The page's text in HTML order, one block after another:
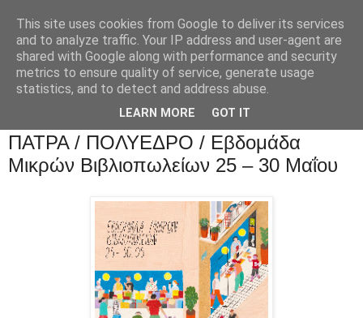
ΠΑΤΡΑ / ΠΟΛΥΕΔΡΟ / Εβδομάδα
Μικρών Βιβλιοπωλείων 25 – 30 Μαΐου
This site uses cookies from Google to deliver its services
and to analyze traffic. Your IP address and user-agent are
shared with Google along with performance and security
metrics to ensure quality of service, generate usage
statistics, and to detect and address abuse.
LEARN MORE GOT IT